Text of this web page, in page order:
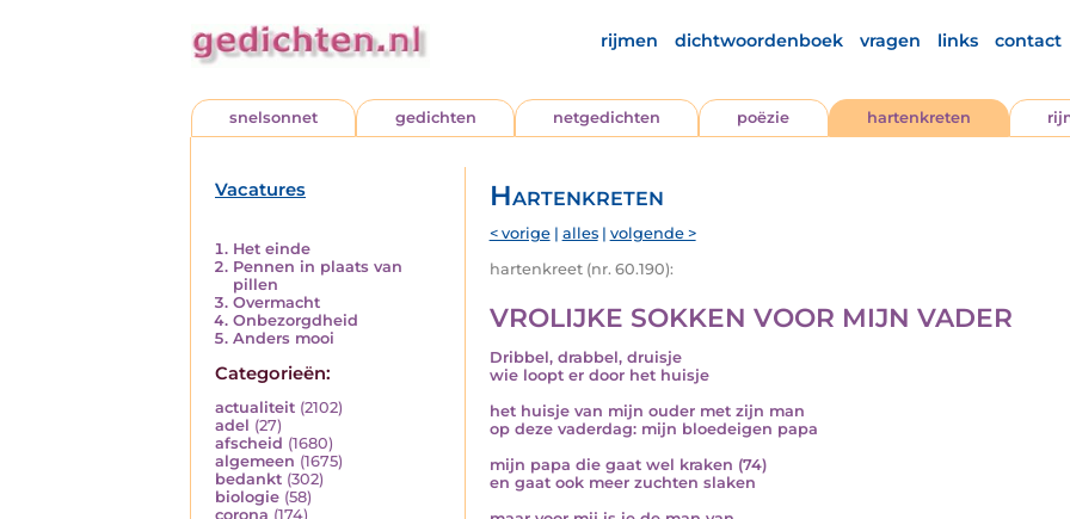
rijmen dichtwoordenboek vragen links contact
snelsonnet gedichten netgedichten poëzie hartenkreten
Vacatures
Het einde
Pennen in plaats van
pillen
Overmacht
Onbezorgdheid
Anders mooi
Categorieën:
actualiteit (2102)
adel (27)
afscheid (1680)
algemeen (1675)
bedankt (302)
biologie (58)
corona (174)
Hartenkreten
< vorige| alles| volgende >
hartenkreet (nr. 60.190):
VROLIJKE SOKKEN VOOR MIJN VADER
Dribbel, drabbel, druisje
wie loopt er door het huisje
het huisje van mijn ouder met zijn man
op deze vaderdag: mijn bloedeigen papa
mijn papa die gaat wel kraken (74)
en gaat ook meer zuchten slaken